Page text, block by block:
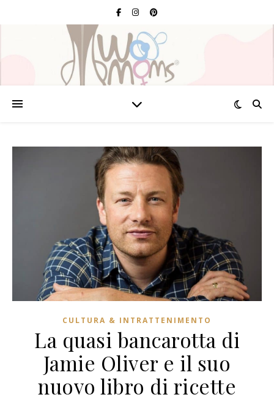
CULTURA & INTRATTENIMENTO
La quasi bancarotta di
Jamie Oliver e il suo
nuovo libro di ricette